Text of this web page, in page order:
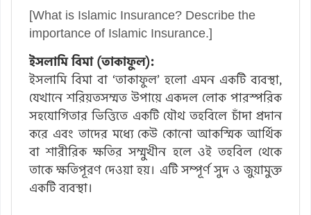
[What is Islamic Insurance? Describe the
importance of Islamic Insurance.]
ইসলামি বিমা (তাকাফুল):
ইসলামি বিমা বা ‘তাকাফুল’ হলো এমন একটি ব্যবস্থা,
যেখানে শরিয়তসম্মত উপায়ে একদল লোক পারস্পরিক
সহযোগিতার ভিত্তিতে একটি যৌথ তহবিলে চাঁদা প্রদান
করে এবং তাদের মধ্যে কেউ কোনো আকস্মিক আর্থিক
বা শারীরিক ক্ষতির সম্মুখীন হলে ওই তহবিল থেকে
তাকে ক্ষতিপূরণ দেওয়া হয়। এটি সম্পূর্ণ সুদ ও জুয়ামুক্ত
একটি ব্যবস্থা।